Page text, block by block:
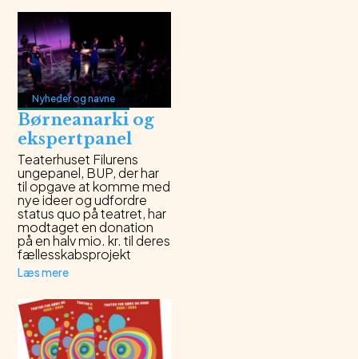
Nyheder og navne
Børneanarki og
ekspertpanel
Teaterhuset Filurens
ungepanel, BUP, der har
til opgave at komme med
nye ideer og udfordre
status quo på teatret, har
modtaget en donation
på en halv mio. kr. til deres
fællesskabsprojekt
Læs mere